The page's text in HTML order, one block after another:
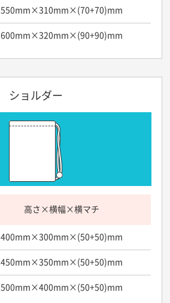
550mm×310mm×(70+70)mm
600mm×320mm×(90+90)mm
ショルダー
高さ×横幅×横マチ
400mm×300mm×(50+50)mm
450mm×350mm×(50+50)mm
500mm×400mm×(50+50)mm